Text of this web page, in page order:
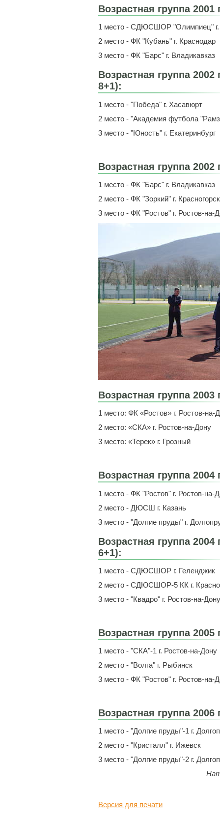
Возрастная группа
1 место - СДЮСШОР "Олимпиец" г.
2 место - ФК "Кубань" г. Краснодар
3 место - ФК "Барс" г. Владикавказ
Возрастная группа
8+1):
1 место - "Победа" г. Хасавюрт
2 место - "Академия футбола
3 место - "Юность" г. Екатеринбург
Возрастная группа
1 место - ФК "Барс" г. Владикавказ
2 место - ФК "Зоркий" г. Красногорск
3 место - ФК "Ростов" г. Ростов-на-
Возрастная группа
1 место: ФК «Ростов» г. Ростов-на-
2 место: «СКА» г. Ростов-на-Дону
3 место: «Терек» г. Грозный
Возрастная группа
1 место - ФК "Ростов" г. Ростов-на-
2 место - ДЮСШ г. Казань
3 место - "Долгие пруды" г.
Возрастная группа
6+1):
1 место - СДЮСШОР г. Геленджик
2 место - СДЮСШОР-5 КК г.
3 место - "Квадро" г. Ростов-на-Дону
Возрастная группа
1 место - "СКА"-1 г. Ростов-на-Дону
2 место - "Волга" г. Рыбинск
3 место - ФК "Ростов" г. Ростов-на-
Возрастная группа
1 место - "Долгие пруды"-1 г.
2 место - "Кристалл" г. Ижевск
3 место - "Долгие пруды"-2 г.
Версия для печати